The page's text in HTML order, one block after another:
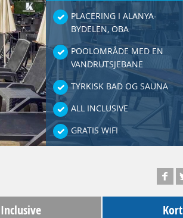
PLACERING I ALANYA-
BYDELEN, OBA
POOLOMRÅDE MED EN
VANDRUTSJEBANE
TYRKISK BAD OG SAUNA
ALL INCLUSIVE
GRATIS WIFI
Kort